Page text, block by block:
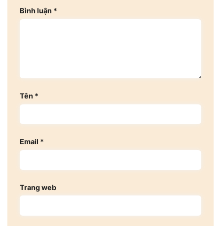
Bình luận *
Tên *
Email *
Trang web